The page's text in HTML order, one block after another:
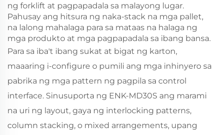
ng forklift at pagpapadala sa malayong lugar.
Pahusay ang hitsura ng naka-stack na mga pallet,
na lalong mahalaga para sa mataas na halaga ng
mga produkto at mga pagpapadala sa ibang bansa.
Para sa iba't ibang sukat at bigat ng karton,
maaaring i-configure o pumili ang mga inhinyero sa
pabrika ng mga pattern ng pagpila sa control
interface. Sinusuporta ng ENK‑MD30S ang marami
na uri ng layout, gaya ng interlocking patterns,
column stacking, o mixed arrangements, upang